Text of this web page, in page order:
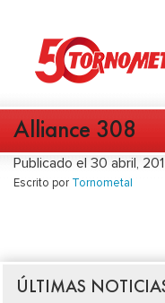
Alliance 308
Publicado el 30 abril,
Escrito por Tornometal
ÚLTIMAS